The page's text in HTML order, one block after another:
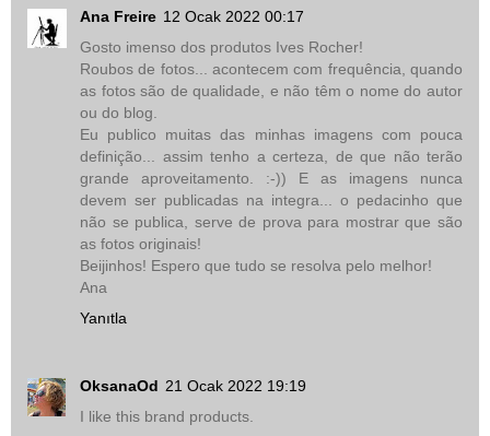
Ana Freire 12 Ocak 2022 00:17
Gosto imenso dos produtos Ives Rocher!
Roubos de fotos... acontecem com frequência, quando
as fotos são de qualidade, e não têm o nome do autor
ou do blog.
Eu publico muitas das minhas imagens com pouca
definição... assim tenho a certeza, de que não terão
grande aproveitamento. :-)) E as imagens nunca
devem ser publicadas na integra... o pedacinho que
não se publica, serve de prova para mostrar que são
as fotos originais!
Beijinhos! Espero que tudo se resolva pelo melhor!
Ana
Yanıtla
OksanaOd 21 Ocak 2022 19:19
I like this brand products.